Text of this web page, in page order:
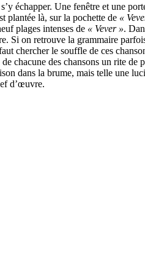
échapper. Une fenêtre et une
plantée là, sur la pochette de «
plages intenses de « Vever ».
Si on retrouve la grammaire
chercher le souffle de ces
chacune des chansons un rite
dans la brume, mais telle une
d’œuvre.